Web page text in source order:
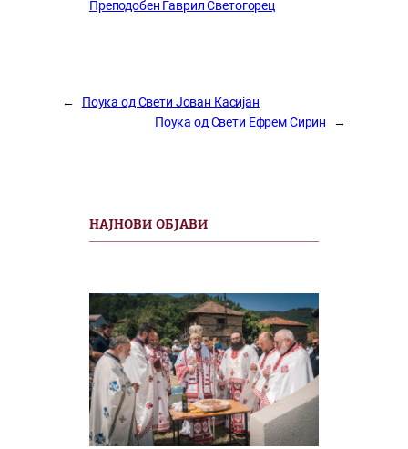
Преподобен Гаврил Светогорец
←
Поука од Свети Јован Касијан
Поука од Свети Ефрем Сирин
→
НАЈНОВИ ОБЈАВИ